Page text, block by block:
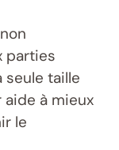
parties
seule taille
à mieux
le